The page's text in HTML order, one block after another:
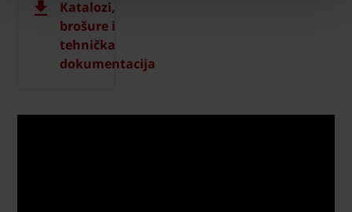
Katalozi,
brošure i
tehnička
dokumentacija